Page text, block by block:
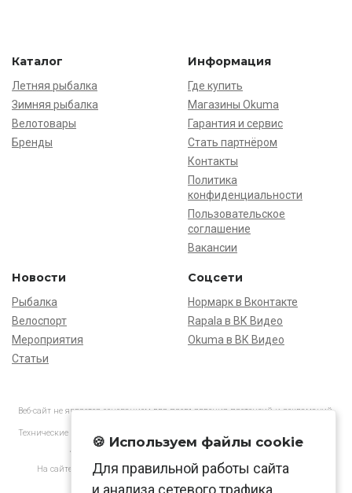
Каталог
Летняя рыбалка
Зимняя рыбалка
Велотовары
Бренды
Информация
Где купить
Магазины Okuma
Гарантия и сервис
Стать партнёром
Контакты
Политика
конфиденциальности
Пользовательское
соглашение
Вакансии
Новости
Рыбалка
Велоспорт
Мероприятия
Статьи
Соцсети
Нормарк в Вконтакте
Rapala в ВК Видео
Okuma в ВК Видео
Веб-сайт не является основанием для предъявления претензий и рекламаций,
Технические характеристики товаров могут отличаться от указанных на сайте.
АО «Нормарк» ИНН 7728172512 ОГРН 1037739603505
На сайте применяютсярекомендательные технологиив соответствии
🍪 Используем файлы cookie
Для правильной работы сайта
и анализа сетевого трафика.